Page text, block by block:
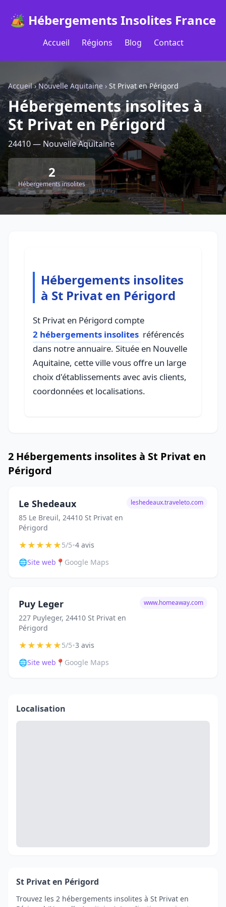
🏕️ Hébergements Insolites France
Accueil Régions Blog Contact
Accueil›Nouvelle Aquitaine › St Privat en Périgord
Hébergements insolites à
St Privat en Périgord
24410 — Nouvelle Aquitaine
2
Hébergements insolites
Hébergements insolites
à St Privat en Périgord
St Privat en Périgord compte
2 hébergements insolites référencés
dans notre annuaire. Située en Nouvelle
Aquitaine, cette ville vous offre un large
choix d'établissements avec avis clients,
coordonnées et localisations.
2 Hébergements insolites à St Privat en
Périgord
Le Shedeaux
85 Le Breuil, 24410 St Privat en
Périgord
leshedeaux.traveleto.com
★★★★★5/5•4 avis
🌐Site web 📍 Google Maps
Puy Leger
227 Puyleger, 24410 St Privat en
Périgord
www.homeaway.com
★★★★★5/5•3 avis
🌐Site web 📍 Google Maps
Localisation
St Privat en Périgord
Trouvez les 2 hébergements insolites à St Privat en